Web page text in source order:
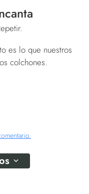
es lo que nuestros
colchones.